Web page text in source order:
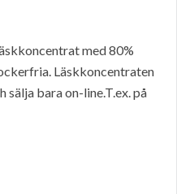
med 80%
Läskkoncentraten
sälja bara on-line.T.ex. på